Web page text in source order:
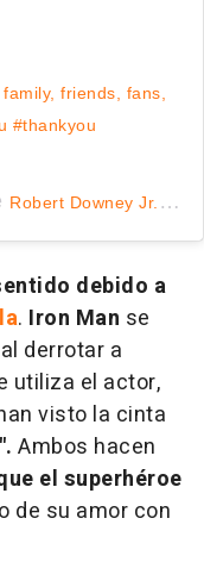
friends, fans,
#thankyou
Robert Downey Jr.
debido a
. Iron Man se
derrotar a
utiliza el actor,
visto la cinta
Ambos hacen
el superhéroe
de su amor con